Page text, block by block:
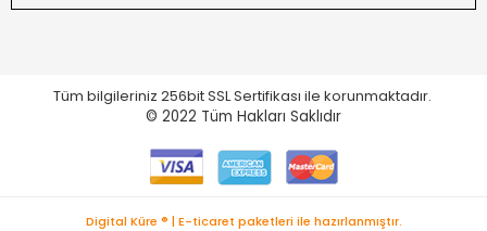
Tüm bilgileriniz 256bit SSL Sertifikası ile korunmaktadır.
© 2022 Tüm Hakları Saklıdır
Digital Küre ® | E-ticaret paketleri ile hazırlanmıştır.